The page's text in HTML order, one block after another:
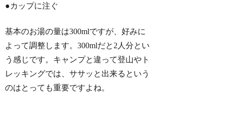
●カップに注ぐ
基本のお湯の量は300mlですが、好みに
よって調整します。300mlだと2人分とい
う感じです。キャンプと違って登山やト
レッキングでは、ササッと出来るという
のはとっても重要ですよね。